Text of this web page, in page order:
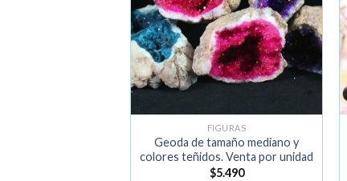
FIGURAS
Geoda de tamaño mediano y
colores teñidos. Venta por unidad
$5.490